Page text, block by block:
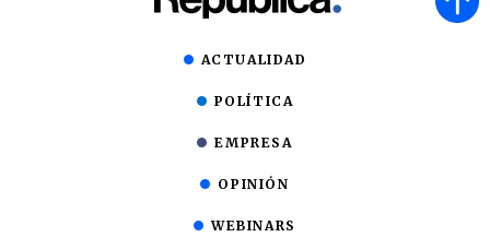
ACTUALIDAD
POLÍTICA
EMPRESA
OPINIÓN
WEBINARS